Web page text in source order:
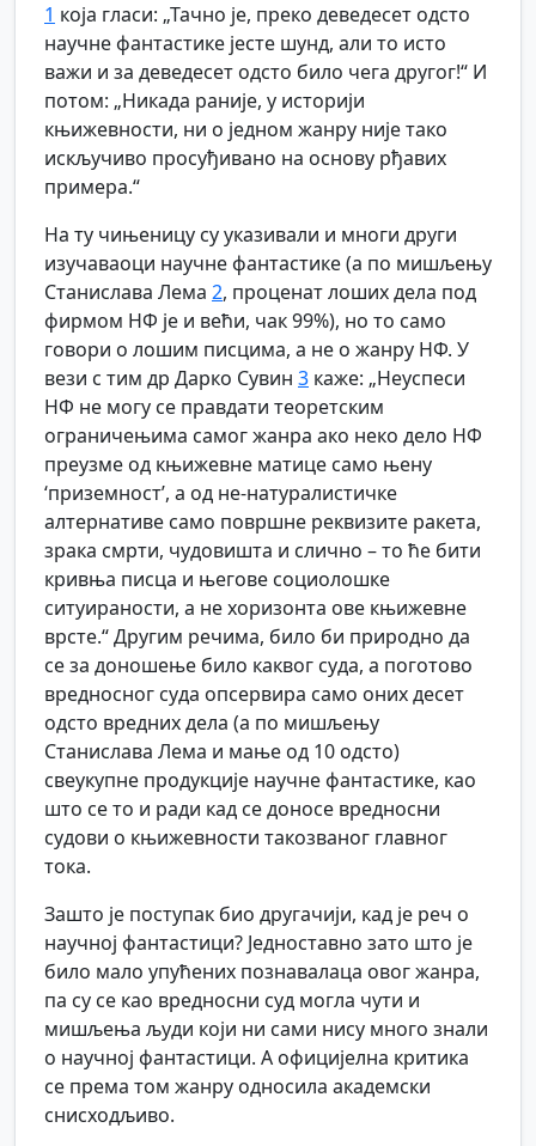
1 која гласи: „Тачно је, преко деведесет одсто
научне фантастике јесте шунд, али то исто
важи и за деведесет одсто било чега другог!“ И
потом: „Никада раније, у историји
књижевности, ни о једном жанру није тако
искључиво просуђивано на основу рђавих
примера.“
На ту чињеницу су указивали и многи други
изучаваоци научне фантастике (а по мишљењу
Станислава Лема 2, проценат лоших дела под
фирмом НФ је и већи, чак 99%), но то само
говори о лошим писцима, а не о жанру НФ. У
вези с тим др Дарко Сувин 3 каже: „Неуспеси
НФ не могу се правдати теоретским
ограничењима самог жанра ако неко дело НФ
преузме од књижевне матице само њену
‘приземност’, а од не-натуралистичке
алтернативе само површне реквизите ракета,
зрака смрти, чудовишта и слично – то ће бити
кривња писца и његове социолошке
ситуираности, а не хоризонта ове књижевне
врсте.“ Другим речима, било би природно да
се за доношење било каквог суда, а поготово
вредносног суда опсервира само оних десет
одсто вредних дела (а по мишљењу
Станислава Лема и мање од 10 одсто)
свеукупне продукције научне фантастике, као
што се то и ради кад се доносе вредносни
судови о књижевности такозваног главног
тока.
Зашто је поступак био другачији, кад је реч о
научној фантастици? Једноставно зато што је
било мало упућених познавалаца овог жанра,
па су се као вредносни суд могла чути и
мишљења људи који ни сами нису много знали
о научној фантастици. А официјелна критика
се према том жанру односила академски
снисходљиво.